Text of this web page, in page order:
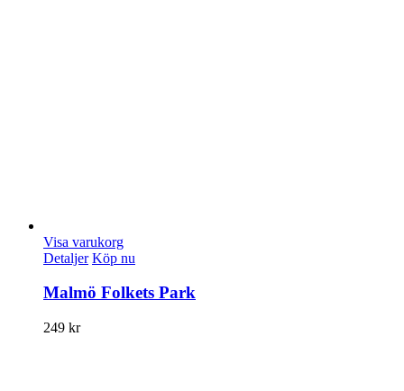
Visa varukorg
Detaljer Köp nu
Malmö Folkets Park
249 kr